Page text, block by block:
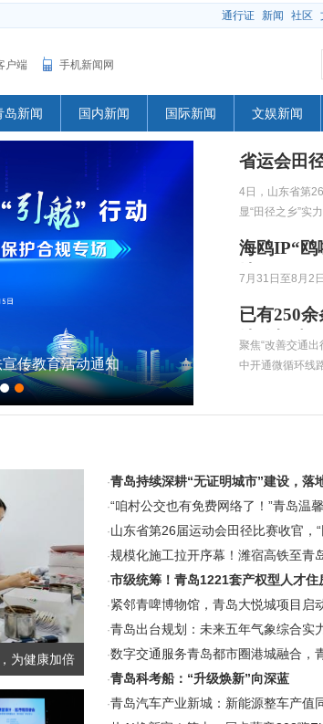
通行证 新闻 社区
户端 手机新闻网
岛新闻 国内新闻 国际新闻 文娱新闻
传教育活动通知
省运会田
4日，山东省第
显“田径之乡”实力
海鸥IP“鸥
地
7月31日至8月2
已有250
地铁加速“
聚焦“改善交通
中开通微循环线
为健康加倍
·青岛持续深耕“无证明城市”建设，落地170个“
·“咱村公交也有免费网络了！”青岛温馨巴士再
·山东省第26届运动会田径比赛收官，“田径
·规模化施工拉开序幕！潍宿高铁至青岛连接线首个无砟
·市级统筹！青岛1221套产权型人才住房等你来
·紧邻青啤博物馆，青岛大悦城项目启动全面建设，
·青岛出台规划：未来五年气象综合实力跻身
·数字交通服务青岛都市圈港城融合，青岛获批一项“
·青岛科考船：“升级焕新”向深蓝
·青岛汽车产业新城：新能源整车产值